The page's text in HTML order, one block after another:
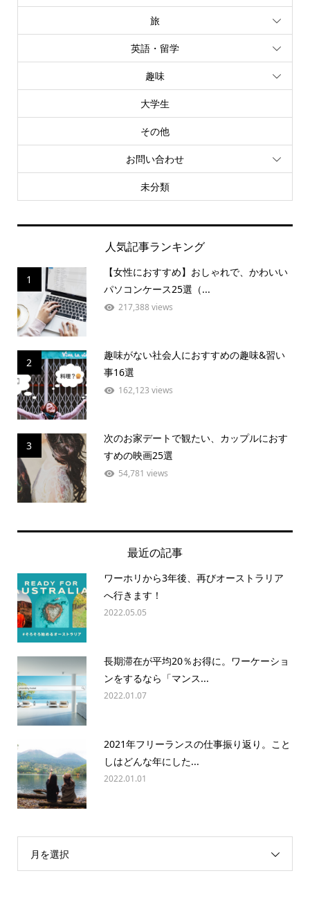
旅
英語・留学
趣味
大学生
その他
お問い合わせ
未分類
人気記事ランキング
1
【女性におすすめ】おしゃれで、かわいい
パソコンケース25選（...
217,388 views
2
趣味がない社会人におすすめの趣味&習い
事16選
162,123 views
3
次のお家デートで観たい、カップルにおす
すめの映画25選
54,781 views
最近の記事
ワーホリから3年後、再びオーストラリア
へ行きます！
2022.05.05
長期滞在が平均20％お得に。ワーケーショ
ンをするなら「マンス...
2022.01.07
2021年フリーランスの仕事振り返り。こと
しはどんな年にした...
2022.01.01
月を選択